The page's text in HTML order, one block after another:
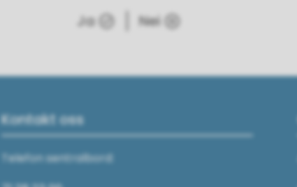
Ja
Nei
Kontakt oss
Telefon sentralbord: